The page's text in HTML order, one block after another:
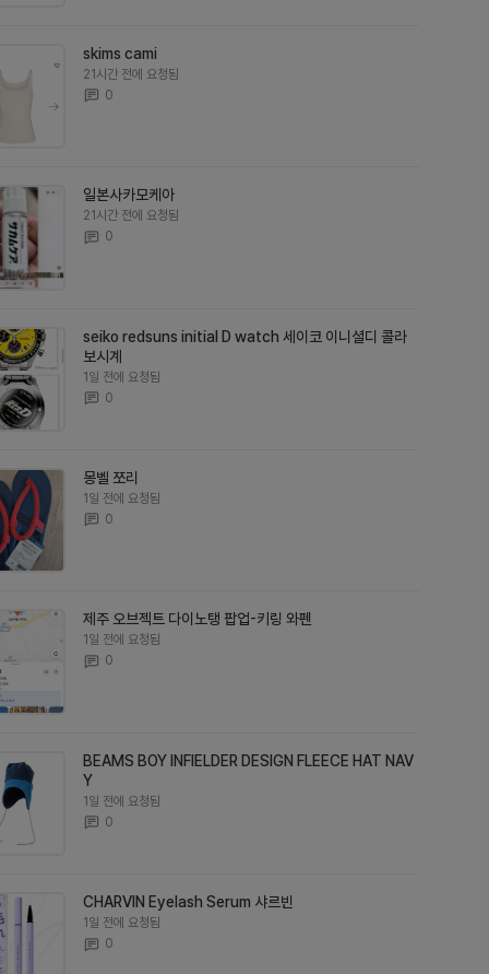
skims cami
21시간 전에 요청됨
0
일본사카모케아
21시간 전에 요청됨
0
seiko redsuns initial D watch 세이코 이니셜디 콜라
보시계
1일 전에 요청됨
0
몽벨 쪼리
1일 전에 요청됨
0
제주 오브젝트 다이노탱 팝업-키링 와펜
1일 전에 요청됨
0
BEAMS BOY INFIELDER DESIGN FLEECE HAT NAV
Y
1일 전에 요청됨
0
CHARVIN Eyelash Serum 샤르빈
1일 전에 요청됨
0